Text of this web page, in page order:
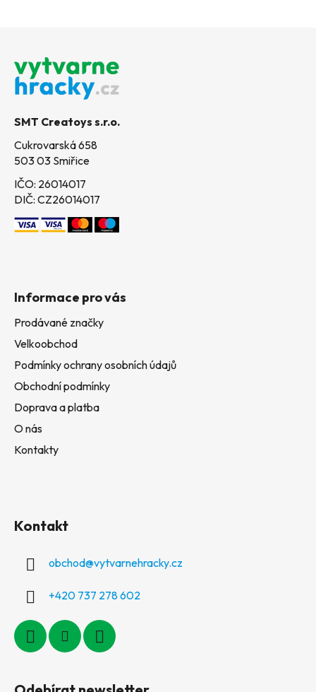
SMT Creatoys s.r.o.
Cukrovarská 658
503 03 Smiřice
IČO: 26014017
DIČ: CZ26014017
Informace pro vás
Prodávané značky
Velkoobchod
Podmínky ochrany osobních údajů
Obchodní podmínky
Doprava a platba
O nás
Kontakty
Kontakt
obchod@vytvarnehracky.cz
+420 737 278 602